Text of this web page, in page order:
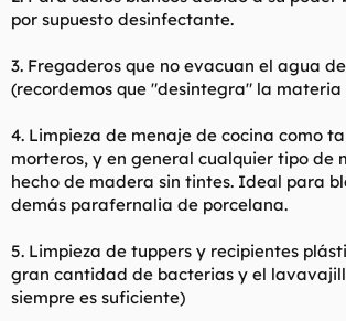
por supuesto desinfectante.
3. Fregaderos que no evacuan el agua
(recordemos que "desintegra" la
4. Limpieza de menaje de cocina como
morteros, y en general cualquier tipo de
hecho de madera sin tintes. Ideal para
demás parafernalia de porcelana.
5. Limpieza de tuppers y recipientes
gran cantidad de bacterias y el
siempre es suficiente)